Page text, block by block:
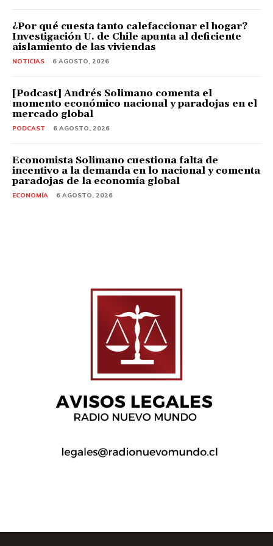
¿Por qué cuesta tanto calefaccionar el hogar?
Investigación U. de Chile apunta al deficiente
aislamiento de las viviendas
NOTICIAS 6 AGOSTO, 2026
[Podcast] Andrés Solimano comenta el
momento económico nacional y paradojas en el
mercado global
PODCAST 6 AGOSTO, 2026
Economista Solimano cuestiona falta de
incentivo a la demanda en lo nacional y comenta
paradojas de la economía global
ECONOMÍA 6 AGOSTO, 2026